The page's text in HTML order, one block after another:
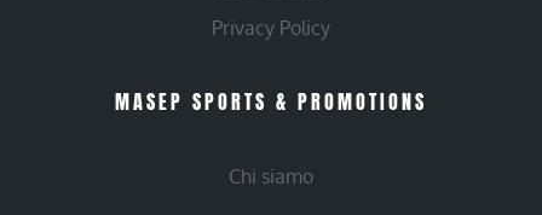
Privacy Policy
MASEP SPORTS & PROMOTIONS
Chi siamo